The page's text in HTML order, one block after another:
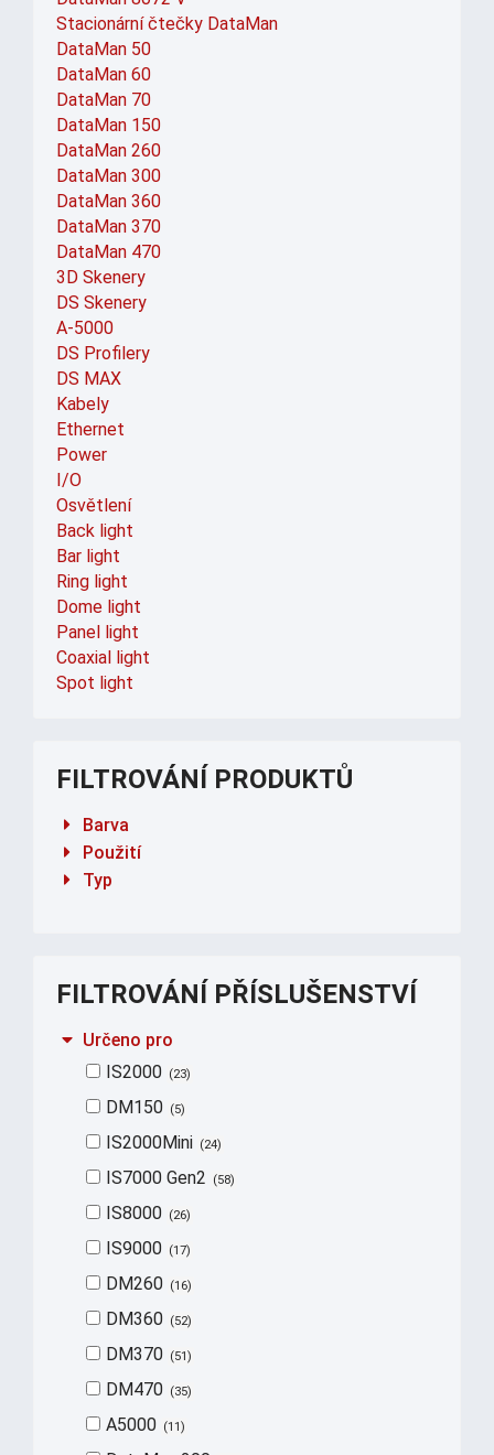
Stacionární čtečky DataMan
DataMan 50
DataMan 60
DataMan 70
DataMan 150
DataMan 260
DataMan 300
DataMan 360
DataMan 370
DataMan 470
3D Skenery
DS Skenery
A-5000
DS Profilery
DS MAX
Kabely
Ethernet
Power
I/O
Osvětlení
Back light
Bar light
Ring light
Dome light
Panel light
Coaxial light
Spot light
FILTROVÁNÍ PRODUKTŮ
Barva
Použití
Typ
FILTROVÁNÍ PŘÍSLUŠENSTVÍ
Určeno pro
IS2000
23
DM150 5
IS2000Mini 24
IS7000 Gen2 58
IS8000 26
IS9000 17
DM260 16
DM360 52
DM370 51
DM470 35
A5000 11